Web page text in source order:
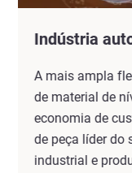
Indústria
A mais ampla
de material de
economia de
de peça líder do
industrial e